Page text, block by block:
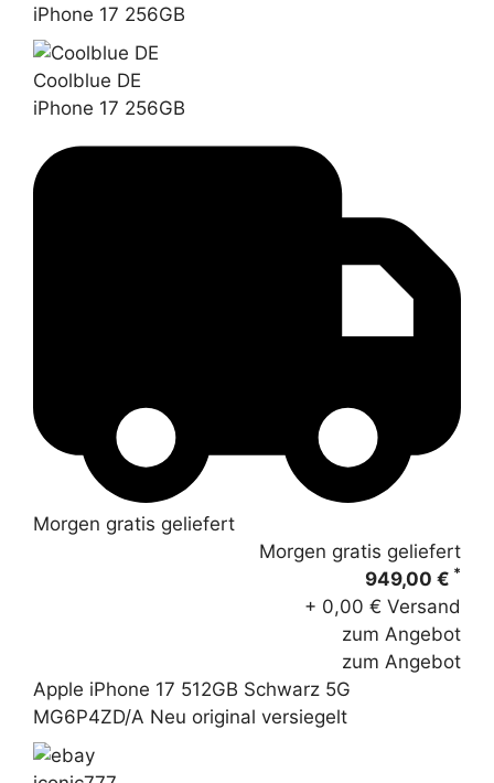
iPhone 17 256GB
Coolblue DE
iPhone 17 256GB
Morgen gratis geliefert
Morgen gratis geliefert
949,00 € *
+ 0,00 € Versand
zum Angebot
zum Angebot
Apple iPhone 17 512GB Schwarz 5G
MG6P4ZD/A Neu original versiegelt